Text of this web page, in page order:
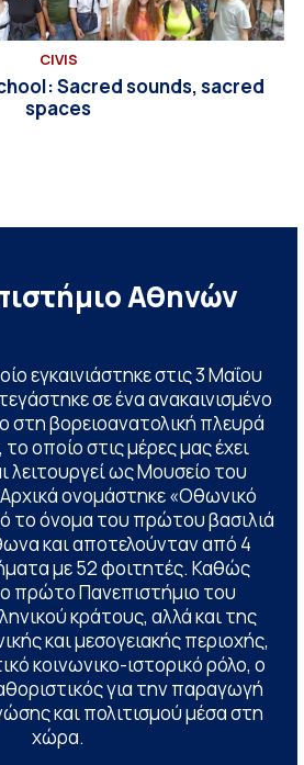
CIVIS
Sacred sounds, sacred
spaces
Αθηνών
εγκαινιάστηκε στις 3 Μαΐου
σε ένα ανακαινισμένο
στη βορειοανατολική πλευρά
οποίο στις μέρες μας έχει
λειτουργεί ως Μουσείο του
ονομάστηκε «Οθωνικό
το όνομα του πρώτου βασιλιά
και αποτελούνταν από 4
με 52 φοιτητές. Καθώς
πρώτο Πανεπιστήμιο του
κράτους, αλλά και της
και μεσογειακής περιοχής,
κοινωνικο-ιστορικό ρόλο, ο
για την παραγωγή
και πολιτισμού μέσα στη
χώρα.